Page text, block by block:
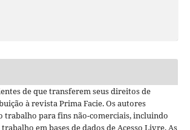
de que transferem seus direitos de
à revista Prima Facie. Os autores
trabalho para fins não-comerciais, incluindo
em bases de dados de Acesso Livre. As